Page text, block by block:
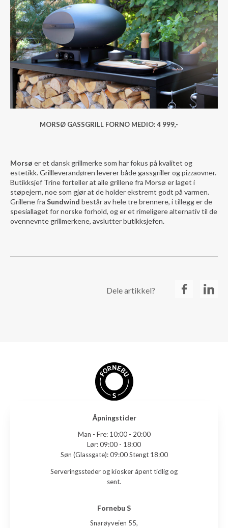
MORSØ GASSGRILL FORNO MEDIO: 4 999,-
Morsø er et dansk grillmerke som har fokus på kvalitet og
estetikk. Grillleverandøren leverer både gassgriller og pizzaovner.
Butikksjef Trine forteller at alle grillene fra Morsø er laget i
støpejern, noe som gjør at de holder ekstremt godt på varmen.
Grillene fra Sundwind består av hele tre brennere, i tillegg er de
spesiallaget for norske forhold, og er et rimeligere alternativ til de
ovennevnte grillmerkene, avslutter butikksjefen.
Dele artikkel?
Åpningstider
Man - Fre: 10:00 - 20:00
Lør:09:00 - 18:00
Søn (Glassgate): 09:00 Stengt 18:00
Serveringssteder og kiosker åpent tidlig og
sent.
Fornebu S
Snarøyveien 55,